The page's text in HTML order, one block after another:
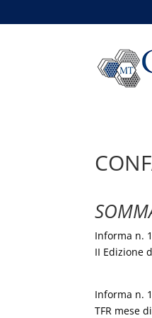
Informa n.
II Edizione
Informa n.
TFR mese